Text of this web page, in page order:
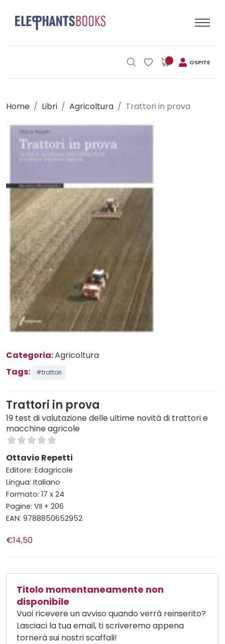
OSPITE
Home Libri Agricoltura Trattori in prova
Categoria:Agricoltura
Tags:
#trattori
Trattori in prova
19 test di valutazione delle ultime novità di trattori e
macchine agricole
Ottavio Repetti
Editore: Edagricole
Lingua: Italiano
Formato: 17 x 24
Pagine: VII + 206
EAN: 9788850652952
€14,50
Titolo momentaneamente non
disponibile
Vuoi ricevere un avviso quando verrà reinserito?
Lasciaci la tua email, ti scriveremo appena
tornerà sui nostri scaffali!